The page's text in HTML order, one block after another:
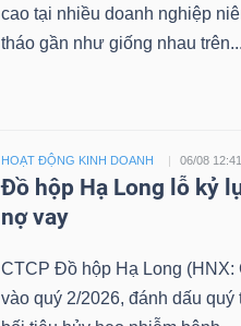
cao tại nhiều doanh nghiệp
tháo gần như giống nhau trên...
HOẠT ĐỘNG KINH DOANH 06/08 12:41
Đồ hộp Hạ Long lỗ kỷ
nợ vay
CTCP Đồ hộp Hạ Long (HNX:
vào quý 2/2026, đánh dấu